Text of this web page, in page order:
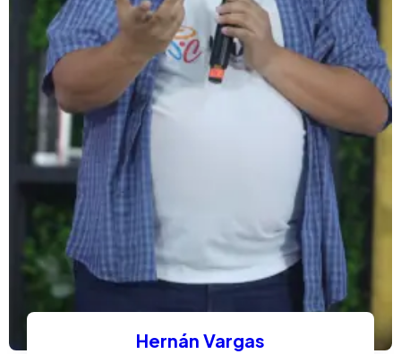
Hernán Vargas